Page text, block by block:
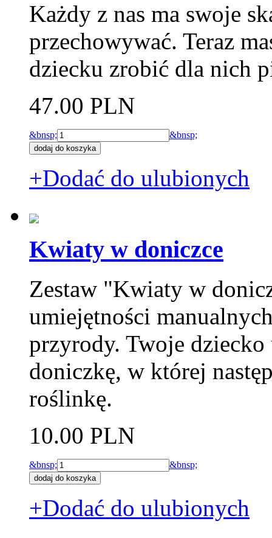
Każdy z nas ma swoje
przechowywać. Teraz
dziecku zrobić dla nich
47.00 PLN
&bnsp; &bnsp;
+Dodać do ulubionych
Kwiaty w doniczce
Zestaw "Kwiaty w
umiejętności
przyrody. Twoje
doniczkę, w której
roślinkę.
10.00 PLN
&bnsp; &bnsp;
+Dodać do ulubionych